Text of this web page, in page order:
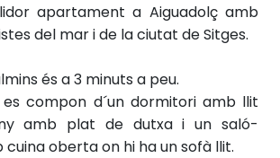
apartament a Aiguadolç amb
del mar i de la ciutat de Sitges.
és a 3 minuts a peu.
es compon d´un dormitori amb llit
amb plat de dutxa i un saló-
oberta on hi ha un sofà llit.